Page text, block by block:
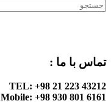
تماس با ما :
TEL: +98 21 223 43212
Mobile: +98 930 801 6161